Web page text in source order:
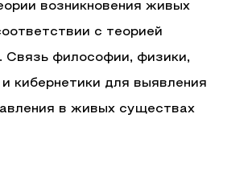
возникновения живых
с теорией
Связь философии, физики,
кибернетики для выявления
в живых существах